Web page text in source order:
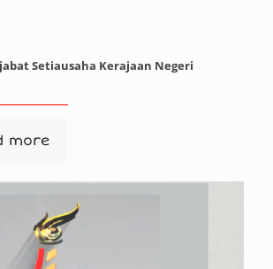
Setiausaha Kerajaan Negeri
more